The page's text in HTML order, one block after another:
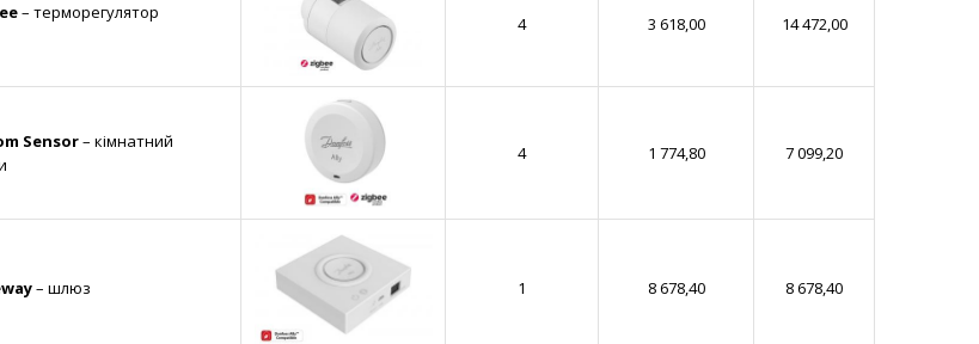
– терморегулятор
4 3 618,00 14 472,00
Sensor– кімнатний
4 1 774,80 7 099,20
– шлюз 1 8 678,40 8 678,40